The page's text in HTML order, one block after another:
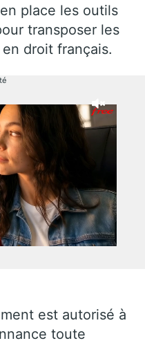
place les outils
transposer les
droit français.
est autorisé à
toute